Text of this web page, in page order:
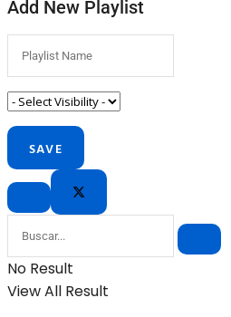
Add New Playlist
No Result
View All Result